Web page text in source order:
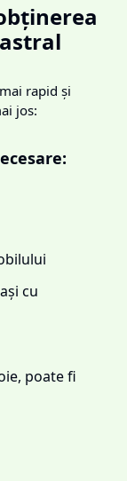
rapid și
jos:
cu
poate fi